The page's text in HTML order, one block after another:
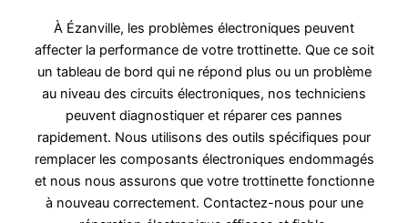
À Ézanville, les problèmes électroniques peuvent
affecter la performance de votre trottinette. Que ce soit
un tableau de bord qui ne répond plus ou un problème
au niveau des circuits électroniques, nos techniciens
peuvent diagnostiquer et réparer ces pannes
rapidement. Nous utilisons des outils spécifiques pour
remplacer les composants électroniques endommagés
et nous nous assurons que votre trottinette fonctionne
à nouveau correctement. Contactez-nous pour une